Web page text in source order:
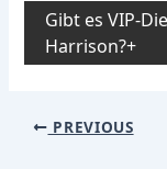
Gibt es VIP-
Harrison?
Post
PREVIOUS